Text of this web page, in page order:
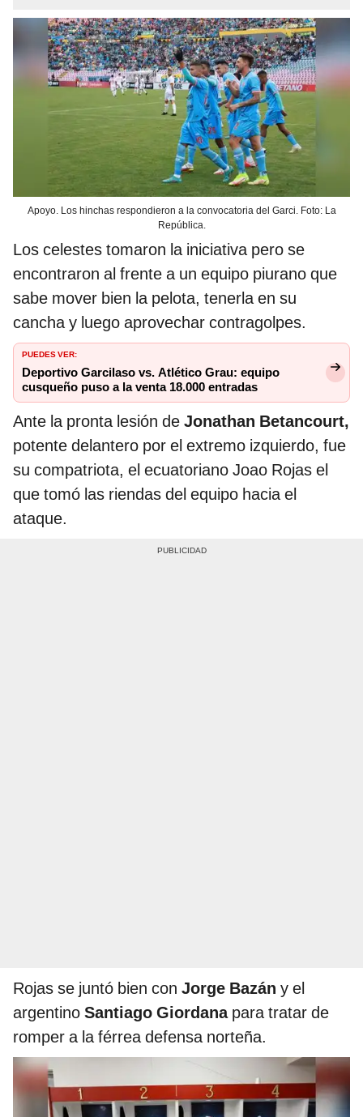
Apoyo. Los hinchas respondieron a la convocatoria del Garci. Foto: La
República.
Los celestes tomaron la iniciativa pero se
encontraron al frente a un equipo piurano que
sabe mover bien la pelota, tenerla en su
cancha y luego aprovechar contragolpes.
PUEDES VER:
Deportivo Garcilaso vs. Atlético Grau: equipo
cusqueño puso a la venta 18.000 entradas
Ante la pronta lesión de Jonathan Betancourt,
potente delantero por el extremo izquierdo, fue
su compatriota, el ecuatoriano Joao Rojas el
que tomó las riendas del equipo hacia el
ataque.
Rojas se juntó bien con Jorge Bazán y el
argentino Santiago Giordanapara tratar de
romper a la férrea defensa norteña.